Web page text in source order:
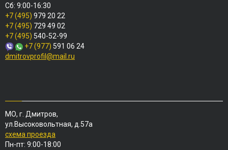
Сб: 9:00-16:30
+7 (495) 979 20 22
+7 (495) 729 49 02
+7 (495) 540-52-99
+7 (977) 591 06 24
dmitrovprofil@mail.ru
МО, г. Дмитров,
ул.Высоковольтная, д.57а
схема проезда
Пн-пт: 9:00-18:00